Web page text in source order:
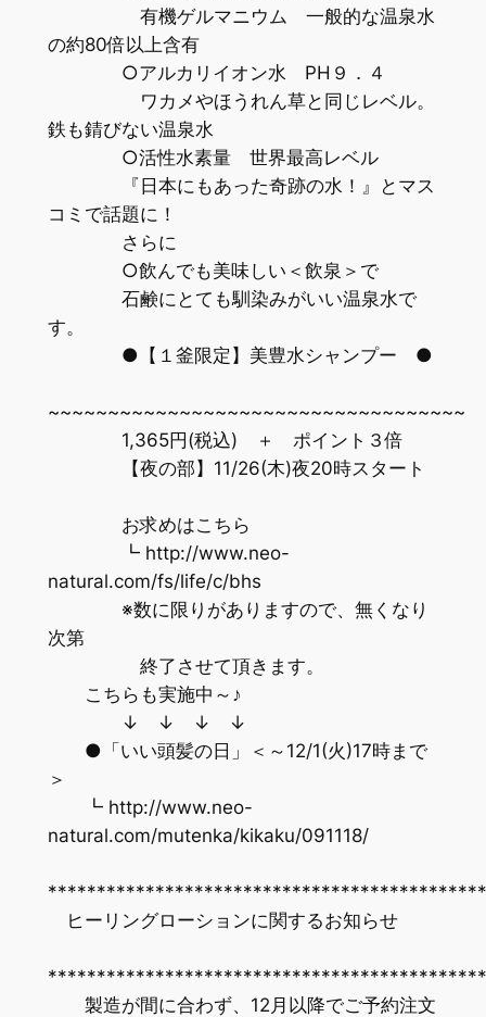
有機ゲルマニウム 一般的な温泉水
の約80倍以上含有
○アルカリイオン水 PH９．４
ワカメやほうれん草と同じレベル。
鉄も錆びない温泉水
○活性水素量 世界最高レベル
『日本にもあった奇跡の水！』とマス
コミで話題に！
さらに
○飲んでも美味しい＜飲泉＞で
石鹸にとても馴染みがいい温泉水で
す。
●【１釜限定】美豊水シャンプー ●
~~~~~~~~~~~~~~~~~~~~~~~~~~~~~~~~~~~
1,365円(税込) ＋ ポイント３倍
【夜の部】11/26(木)夜20時スタート
お求めはこちら
┗ http://www.neo-
natural.com/fs/life/c/bhs
※数に限りがありますので、無くなり
次第
終了させて頂きます。
こちらも実施中～♪
↓ ↓ ↓ ↓
●「いい頭髪の日」＜～12/1(火)17時まで
＞
┗ http://www.neo-
natural.com/mutenka/kikaku/091118/
ヒーリングローションに関するお知らせ
製造が間に合わず、12月以降でご予約注文